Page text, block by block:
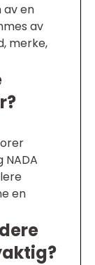
av en
av
merke,
NADA
en